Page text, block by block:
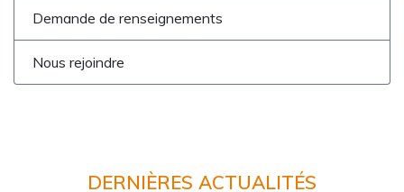
Demande de renseignements
Nous rejoindre
DERNIÈRES ACTUALITÉS